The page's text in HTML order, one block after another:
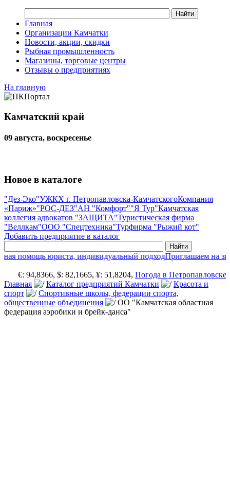
Главная
Организации Камчатки
Новости, акции, скидки
Рыбная промышленность
Магазины, торговые центры
Отзывы о предприятиях
На главную
Камчатский край
09 августа, воскресенье
Новое в каталоге
"Дез-Эко"УЖКХ г. Петропавловска-КамчатскогоКомпания
«Париж»"РОС-ДЕЗ"АН "Комфорт""Я Тур"Камчатская
коллегия адвокатов "ЗАЩИТА"Туристическая фирма
"Веллкам"ООО "Спецтехника"Турфирма "Рыжий кот"
Добавить предприятие в каталог
помощь юриста, индивидуальный подходПриглашаем на
€: 94,8366, $: 82,1665, ¥: 51,8204,Погода в Петропавловске-
Главная
Каталог предприятий Камчатки
Красота и
спорт
Спортивные школы, федерации спорта,
общественные объединения
ОО "Камчатская областная
федерация аэробики и брейк-данса"